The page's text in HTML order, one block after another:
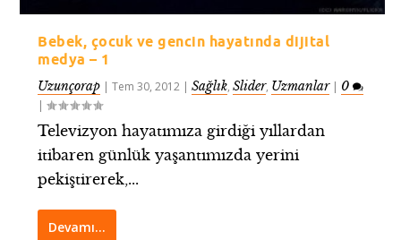
Bebek, çocuk ve gencin hayatında dijital
medya – 1
Uzunçorap |Tem 30, 2012 |Sağlık,Slider, Uzmanlar| 0
|
Televizyon hayatımıza girdiği yıllardan
itibaren günlük yaşantımızda yerini
pekiştirerek,...
Devamı…